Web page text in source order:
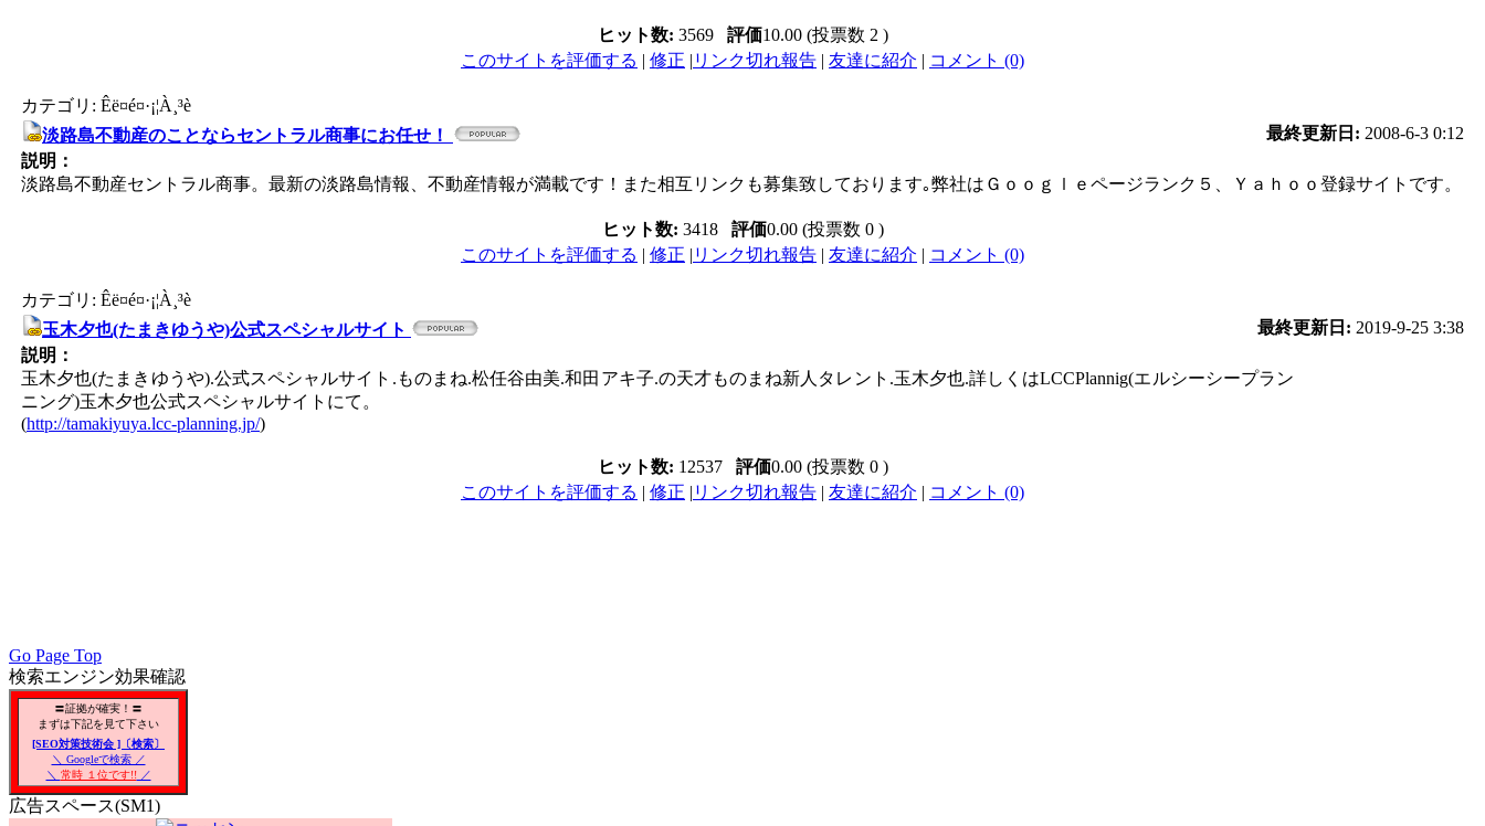
ヒット数: 3569 評価10.00 (投票数 2 )
このサイトを評価する | 修正 | リンク切れ報告 | 友達に紹介 | コメント (0)
カテゴリ: Êë¤é¤·¡¦À¸³è
淡路島不動産のことならセントラル商事にお任せ！
最終更新日: 2008-6-3 0:12
説明：
淡路島不動産セントラル商事。最新の淡路島情報、不動産情報が満載です！また相互リンクも募集致しております｡弊社はＧｏｏｇｌｅページランク５、Ｙａｈｏｏ登録サイトです。
ヒット数: 3418 評価0.00 (投票数 0 )
このサイトを評価する | 修正 | リンク切れ報告 | 友達に紹介 | コメント (0)
カテゴリ: Êë¤é¤·¡¦À¸³è
玉木夕也(たまきゆうや)公式スペシャルサイト
最終更新日: 2019-9-25 3:38
説明：
玉木夕也(たまきゆうや).公式スペシャルサイト.ものまね.松任谷由美.和田アキ子.の天才ものまね新人タレント.玉木夕也.詳しくはLCCPlannig(エルシーシープラン
ニング)玉木夕也公式スペシャルサイトにて。
(http://tamakiyuya.lcc-planning.jp/)
ヒット数: 12537 評価0.00 (投票数 0 )
このサイトを評価する | 修正 | リンク切れ報告 | 友達に紹介 | コメント (0)
Go Page Top
検索エンジン効果確認
〓証拠が確実！〓
まずは下記を見て下さい
[SEO対策技術会 ]〔検索〕
＼ Googleで検索 ／
＼ 常時 １位です!!／
広告スペース(SM1)